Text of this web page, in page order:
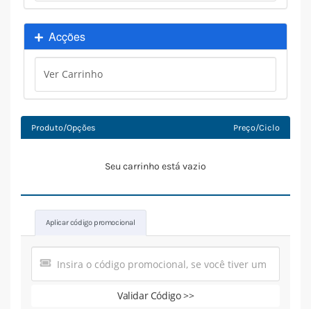
Acções
Produto/Opções Preço/Ciclo
Seu carrinho está vazio
Aplicar código promocional
Validar Código >>